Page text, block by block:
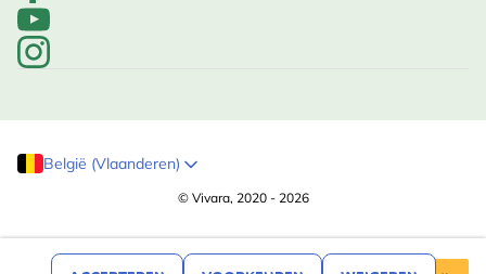
België (Vlaanderen)
© Vivara, 2020 - 2026